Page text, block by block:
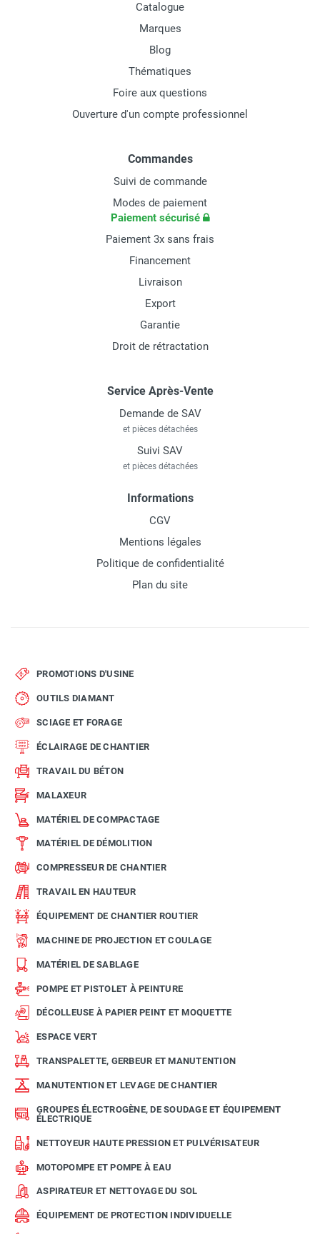
Catalogue
Marques
Blog
Thématiques
Foire aux questions
Ouverture d'un compte professionnel
Commandes
Suivi de commande
Modes de paiement
Paiement sécurisé
Paiement 3x sans frais
Financement
Livraison
Export
Garantie
Droit de rétractation
Service Après-Vente
Demande de SAV
et pièces détachées
Suivi SAV
et pièces détachées
Informations
CGV
Mentions légales
Politique de confidentialité
Plan du site
PROMOTIONS D'USINE
OUTILS DIAMANT
SCIAGE ET FORAGE
ÉCLAIRAGE DE CHANTIER
TRAVAIL DU BÉTON
MALAXEUR
MATÉRIEL DE COMPACTAGE
MATÉRIEL DE DÉMOLITION
COMPRESSEUR DE CHANTIER
TRAVAIL EN HAUTEUR
ÉQUIPEMENT DE CHANTIER ROUTIER
MACHINE DE PROJECTION ET COULAGE
MATÉRIEL DE SABLAGE
POMPE ET PISTOLET À PEINTURE
DÉCOLLEUSE À PAPIER PEINT ET MOQUETTE
ESPACE VERT
TRANSPALETTE, GERBEUR ET MANUTENTION
MANUTENTION ET LEVAGE DE CHANTIER
GROUPES ÉLECTROGÈNE, DE SOUDAGE ET ÉQUIPEMENT
ÉLECTRIQUE
NETTOYEUR HAUTE PRESSION ET PULVÉRISATEUR
MOTOPOMPE ET POMPE À EAU
ASPIRATEUR ET NETTOYAGE DU SOL
ÉQUIPEMENT DE PROTECTION INDIVIDUELLE